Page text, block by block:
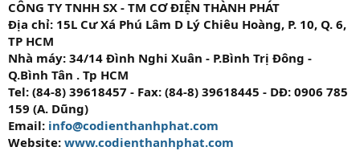
CÔNG TY TNHH SX - TM CƠ ĐIỆN THÀNH PHÁT
Địa chỉ: 15L Cư Xá Phú Lâm D Lý Chiêu Hoàng, P. 10, Q. 6,
TP HCM
Nhà máy: 34/14 Đình Nghi Xuân - P.Bình Trị Đông -
Q.Bình Tân . Tp HCM
Tel: (84-8) 39618457 - Fax: (84-8) 39618445 - DĐ: 0906 785
159 (A. Dũng)
Email: info@codienthanhphat.com
Website: www.codienthanhphat.com